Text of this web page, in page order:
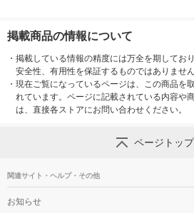
掲載商品の情報について
・ 掲載している情報の精度には万全を期してお
安全性、有用性を保証するものではありません
・ 現在ご覧になっているページは、この商品を
れています。ページに記載されている内容や
は、直接各ストアにお問い合わせください。
ページトッ
関連サイト・ヘルプ・その他
お知らせ